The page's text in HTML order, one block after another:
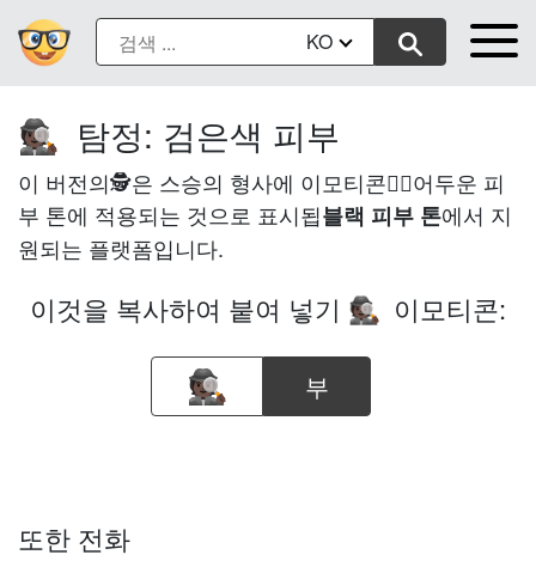
KO
🕵🏿 탐정: 검은색 피부
이 버전의🕵은 스승의 형사에 이모티콘은🏿어두운 피
부 톤에 적용되는 것으로 표시됩블랙 피부 톤에서 지
원되는 플랫폼입니다.
이것을 복사하여 붙여 넣기 🕵🏿 이모티콘:
부
또한 전화